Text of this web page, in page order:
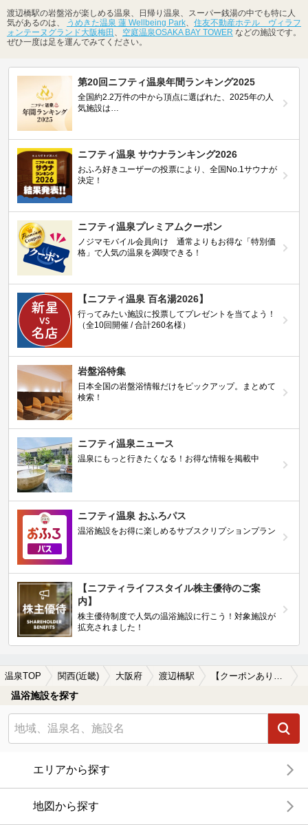
渡辺橋駅の岩盤浴が楽しめる温泉、日帰り温泉、スーパー銭湯の中でも特に人
気があるのは、
うめきた温泉 蓮 Wellbeing Park
住友不動産ホテル ヴィラフ
ォンテーヌグランド大阪梅田
空庭温泉OSAKA BAY TOWER などの施設です。
ぜひ一度は足を運んでみてください。
第20回ニフティ温泉年間ランキング2025
全国約2.2万件の中から頂点に選ばれた、2025年の人
気施設は…
ニフティ温泉 サウナランキング2026
おふろ好きユーザーの投票により、全国No.1サウナが
決定！
ニフティ温泉プレミアムクーポン
ノジマモバイル会員向け 通常よりもお得な「特別価
格」で人気の温泉を満喫できる！
【ニフティ温泉 百名湯2026】
行ってみたい施設に投票してプレゼントを当てよう！
（全10回開催 / 合計260名様）
岩盤浴特集
日本全国の岩盤浴情報だけをピックアップ。まとめて
検索！
ニフティ温泉ニュース
温泉にもっと行きたくなる！お得な情報を掲載中
ニフティ温泉 おふろパス
温浴施設をお得に楽しめるサブスクリプションプラン
【ニフティライフスタイル株主優待のご案
内】
株主優待制度で人気の温浴施設に行こう！対象施設が
拡充されました！
温泉TOP 関西(近畿) 大阪府 渡辺橋駅 【クーポンあり】岩盤浴が楽しめる渡辺橋駅近くの温泉、日帰り温泉、スーパー銭湯おすすめ
温浴施設を探す
エリアから探す
地図から探す